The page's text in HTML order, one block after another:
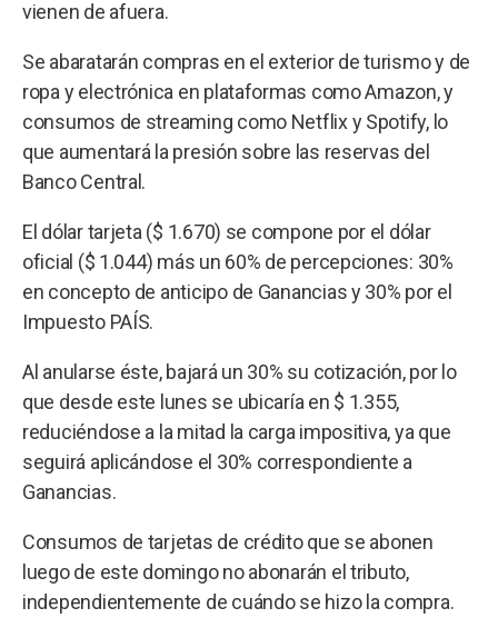
vienen de afuera.
Se abaratarán compras en el exterior de turismo y de
ropa y electrónica en plataformas como Amazon, y
consumos de streaming como Netflix y Spotify, lo
que aumentará la presión sobre las reservas del
Banco Central.
El dólar tarjeta ($ 1.670) se compone por el dólar
oficial ($ 1.044) más un 60% de percepciones: 30%
en concepto de anticipo de Ganancias y 30% por el
Impuesto PAÍS.
Al anularse éste, bajará un 30% su cotización, por lo
que desde este lunes se ubicaría en $ 1.355,
reduciéndose a la mitad la carga impositiva, ya que
seguirá aplicándose el 30% correspondiente a
Ganancias.
Consumos de tarjetas de crédito que se abonen
luego de este domingo no abonarán el tributo,
independientemente de cuándo se hizo la compra.